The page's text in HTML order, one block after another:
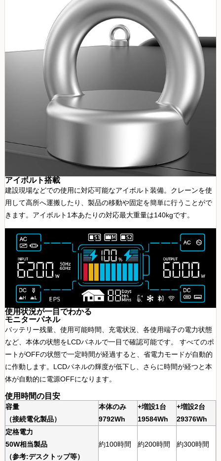
アイボルト搭載
建設現場などでの使用に対応可能なアイボルト装備。クレーンを使
用して高所へ運搬したり、製品の移動や固定を簡単に行うことがで
きます。アイボルト1本あたりの対応最大重量は140kgです。
使用状況が一目でわかる
モニターパネル
バッテリー残量、使用可能時間、充電状況、各使用端子の電力状態
など、本体の状態をLCDパネルで一目で確認可能です。 すべてのポ
ートがOFFの状態で一定時間が経過すると、省電力モードが自動的
に作動します。LCDパネルの輝度が低下し、さらに時間が経つと本
体が自動的に電源OFFになります。
使用時間の目安
容量
（接続電化製品）
本体のみ
9792Wh
+増設1台
19584Wh
+増設2台
29376Wh
定格電力
50W相当製品
（参考:デスクトップ等）
約100時間 約200時間 約300時間